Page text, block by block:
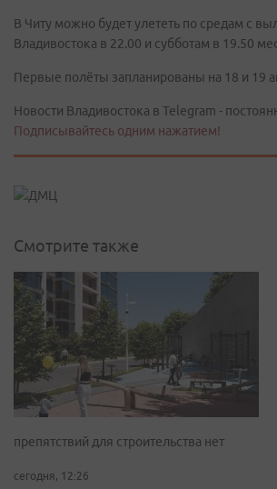
В Читу можно будет улететь по средам с
Владивостока в 22.00 и субботам в 19.50
Первые полёты запланированы на 18 и 19
Новости Владивостока в Telegram -
Подписывайтесь одним нажатием!
Смотрите также
препятствий для строительства нет
сегодня, 12:26